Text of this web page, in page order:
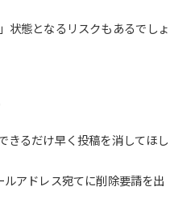
状態となるリスクもあるでしょ
きるだけ早く投稿を消してほし
アドレス宛てに削除要請を出